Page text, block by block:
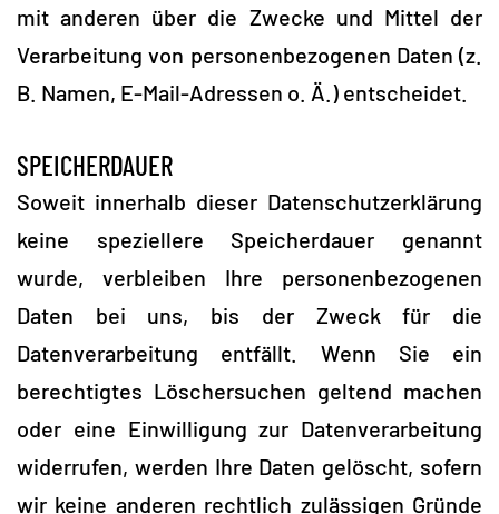
mit anderen über die Zwecke und Mittel der
Verarbeitung von personenbezogenen Daten (z.
B. Namen, E-Mail-Adressen o. Ä.) entscheidet.
SPEICHERDAUER
Soweit innerhalb dieser Datenschutzerklärung
keine speziellere Speicherdauer genannt
wurde, verbleiben Ihre personenbezogenen
Daten bei uns, bis der Zweck für die
Datenverarbeitung entfällt. Wenn Sie ein
berechtigtes Löschersuchen geltend machen
oder eine Einwilligung zur Datenverarbeitung
widerrufen, werden Ihre Daten gelöscht, sofern
wir keine anderen rechtlich zulässigen Gründe